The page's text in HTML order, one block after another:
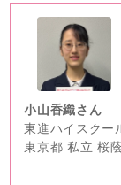
no
image
小山香織さん
東進ハイスクー
東京都 私立 桜